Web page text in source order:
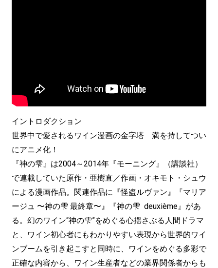
イントロダクション
世界中で愛されるワイン漫画の金字塔 満を持してつい
にアニメ化！
『神の雫』は2004～2014年『モーニング』（講談社）
で連載していた原作・亜樹直／作画・オキモト・シュウ
による漫画作品。関連作品に『怪盗ルヴァン』『マリア
ージュ 〜神の雫 最終章〜』『神の雫 deuxième』があ
る。幻のワイン“神の雫”をめぐる心揺さぶる人間ドラマ
と、ワイン初心者にもわかりやすい表現から世界的ワイ
ンブームを引き起こすと同時に、ワインをめぐる多彩で
正確な内容から、ワイン生産者などの業界関係者からも